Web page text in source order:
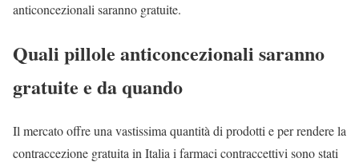
anticoncezionali saranno gratuite.
Quali pillole anticoncezionali saranno
gratuite e da quando
Il mercato offre una vastissima quantità di prodotti e per rendere la
contraccezione gratuita in Italia i farmaci contraccettivi sono stati